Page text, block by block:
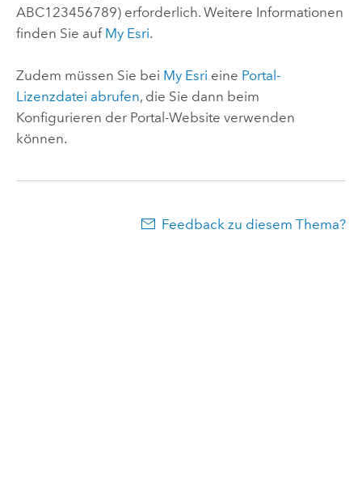
ABC123456789) erforderlich. Weitere Informationen
finden Sie auf My Esri.
Zudem müssen Sie bei My Esri eine Portal-
Lizenzdatei abrufen, die Sie dann beim
Konfigurieren der Portal-Website verwenden
können.
Feedback zu diesem Thema?